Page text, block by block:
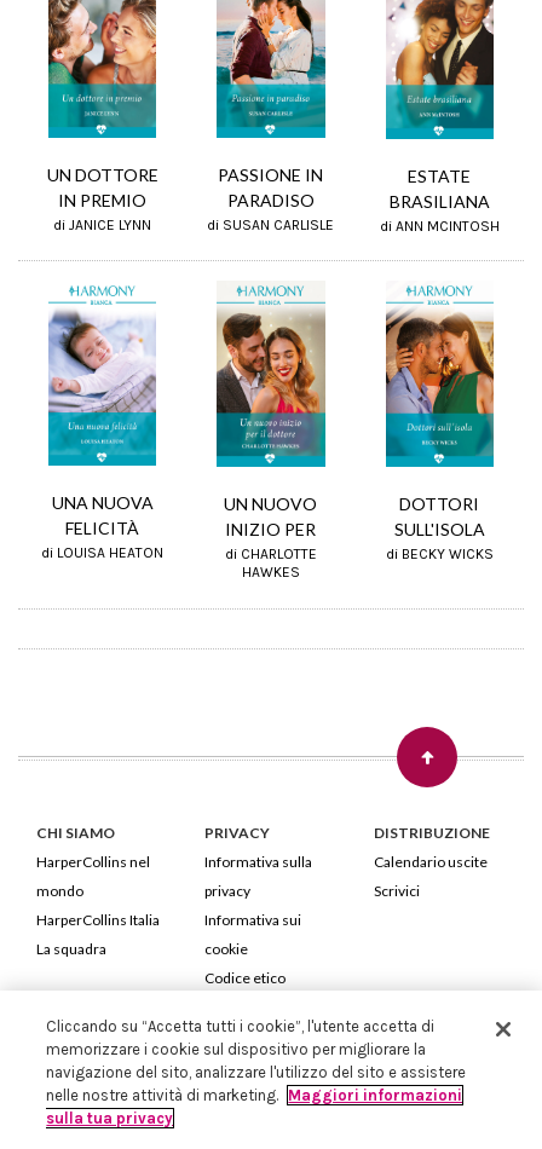
UN DOTTORE
IN PREMIO
di JANICE LYNN
PASSIONE IN
PARADISO
di SUSAN CARLISLE
ESTATE
BRASILIANA
di ANN MCINTOSH
UNA NUOVA
FELICITÀ
di LOUISA HEATON
UN NUOVO
INIZIO PER
di CHARLOTTE
HAWKES
DOTTORI
SULL'ISOLA
di BECKY WICKS
CHI SIAMO
HarperCollins nel
mondo
HarperCollins Italia
La squadra
PRIVACY
Informativa sulla
privacy
Informativa sui
cookie
Codice etico
DISTRIBUZIONE
Calendario uscite
Scrivici
HarperCollins Italia S.p.A. Viale Monte Nero, 84 - 20135 Milano
Cod. Fiscale e P.IVA 05946780151 - Capitale Sociale 258.250 €
Iscritta in Milano al Registro delle imprese nr.198004 e REA nr.1051898
Cliccando su “Accetta tutti i cookie”, l'utente accetta di
memorizzare i cookie sul dispositivo per migliorare la
navigazione del sito, analizzare l'utilizzo del sito e assistere
nelle nostre attività di marketing. Maggiori informazioni
sulla tua privacy